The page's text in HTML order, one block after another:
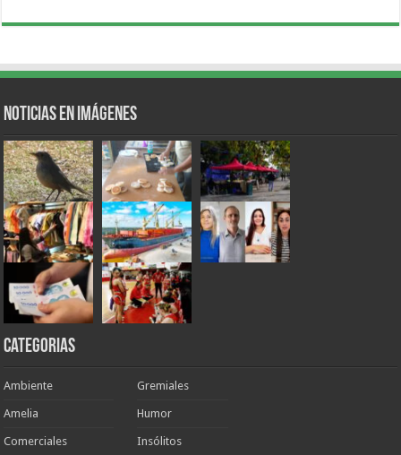
Noticias en Imágenes
Categorias
Ambiente
Amelia
Comerciales
Gremiales
Humor
Insólitos